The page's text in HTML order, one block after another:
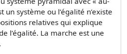
un système ou l’égalité n’existe
relatives qui explique
l’égalité. La marche est une